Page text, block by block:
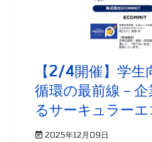
【2/4開催】学
循環の最前線－企
るサーキュラー
2025年12月09日